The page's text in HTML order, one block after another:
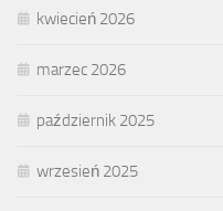
kwiecień 2026
marzec 2026
październik 2025
wrzesień 2025